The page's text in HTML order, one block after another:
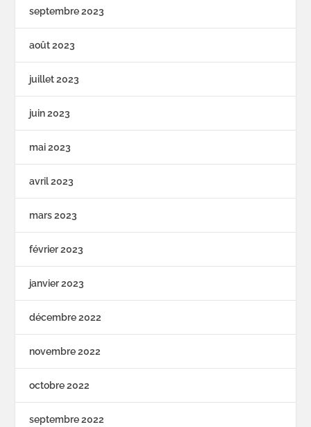
septembre 2023
août 2023
juillet 2023
juin 2023
mai 2023
avril 2023
mars 2023
février 2023
janvier 2023
décembre 2022
novembre 2022
octobre 2022
septembre 2022